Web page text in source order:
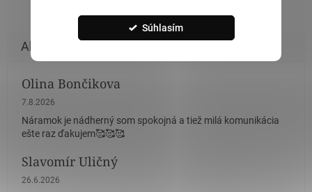
Súhlasím
Olina Bončikova
Hodnotenie obchodu je 5 z 5 hviezdičiek.
7.8.2026
Náramok je nádherný som spokojná a tiež milá komunikácia
ešte raz ďakujem🥰🥰🥰
Slavomír Uličný
Hodnotenie obchodu je 5 z 5 hviezdičiek.
26.6.2026